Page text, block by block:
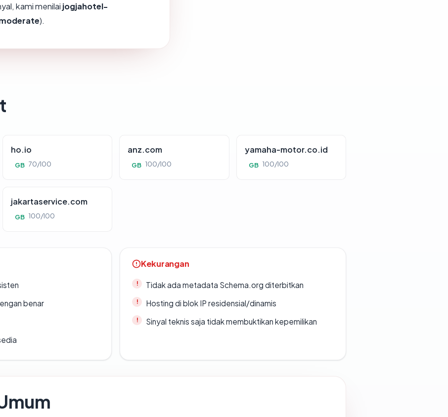
kami menilai jogjahotel-
).
ho.io
GB 70/100
anz.com
GB 100/100
yamaha-motor.co.id
GB 100/100
jakartaservice.com
GB 100/100
benar
Kekurangan
Tidak ada metadata Schema.org diterbitkan
Hosting di blok IP residensial/dinamis
Sinyal teknis saja tidak membuktikan kepemilikan